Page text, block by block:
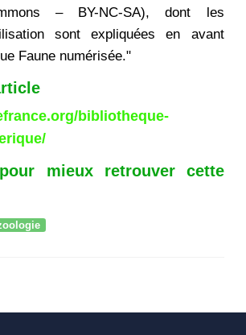
– BY-NC-SA), dont les
sont expliquées en avant
Faune numérisée."
bibliotheque-
mieux retrouver cette